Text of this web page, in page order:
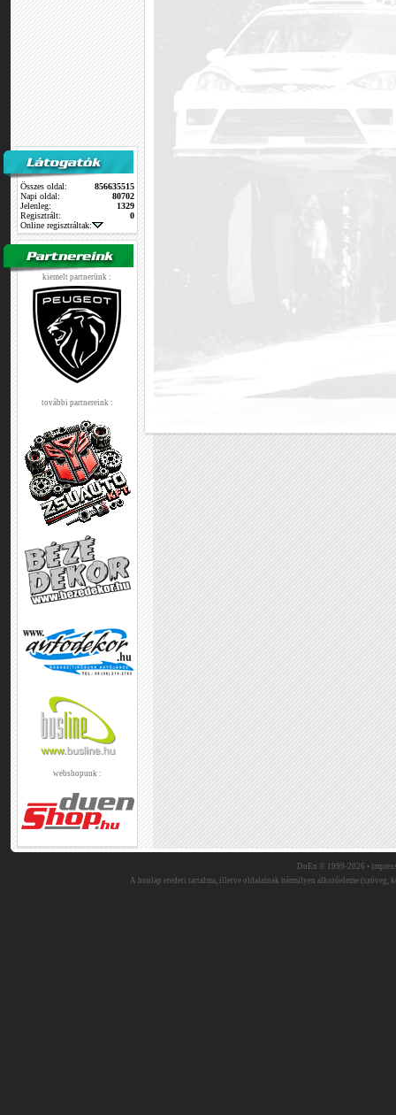
Összes oldal:
856635515
Napi oldal:
80702
Jelenleg:
1329
Regisztrált:
0
Online regisztráltak:
kiemelt partnerünk :
további partnereink :
webshopunk :
DuEn © 1999-2026 •
A honlap eredeti tartalma, illetve oldalainak bármilyen alkotóeleme (szöveg,